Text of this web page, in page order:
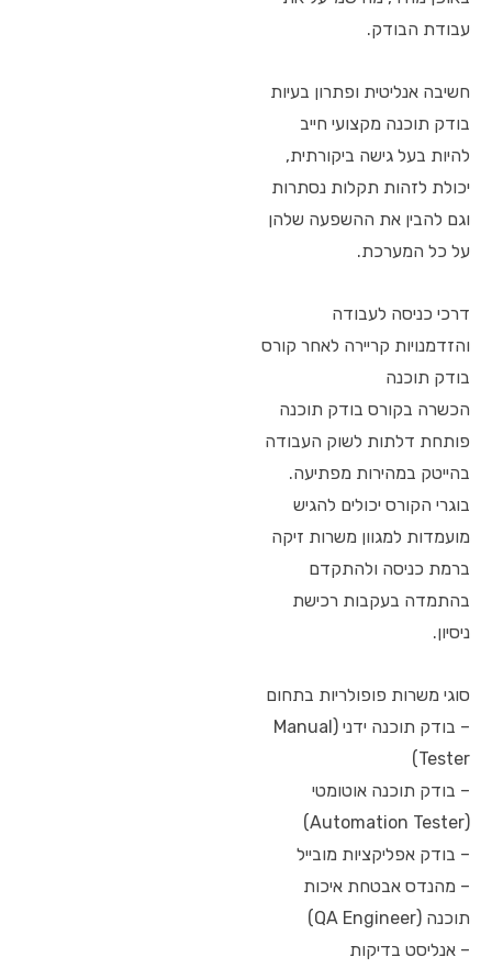
עבודת הבודק.
חשיבה אנליטית ופתרון בעיות
בודק תוכנה מקצועי חייב
להיות בעל גישה ביקורתית,
יכולת לזהות תקלות נסתרות
וגם להבין את ההשפעה שלהן
על כל המערכת.
דרכי כניסה לעבודה
והזדמנויות קריירה לאחר קורס
בודק תוכנה
הכשרה בקורס בודק תוכנה
פותחת דלתות לשוק העבודה
בהייטק במהירות מפתיעה.
בוגרי הקורס יכולים להגיש
מועמדות למגוון משרות זיקה
ברמת כניסה ולהתקדם
בהתמדה בעקבות רכישת
ניסיון.
סוגי משרות פופולריות בתחום
– בודק תוכנה ידני (Manual
Tester)
– בודק תוכנה אוטומטי
(Automation Tester)
– בודק אפליקציות מובייל
– מהנדס אבטחת איכות
תוכנה (QA Engineer)
– אנליסט בדיקות